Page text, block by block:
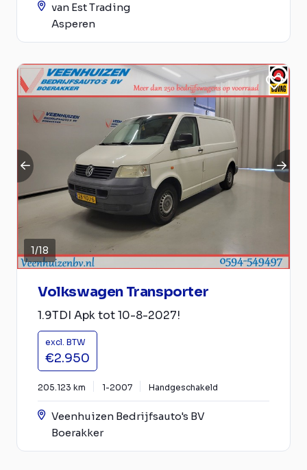
van Est Trading
Asperen
1/18
Volkswagen Transporter
1.9TDI Apk tot 10-8-2027!
excl. BTW
€2.950
205.123 km 1-2007 Handgeschakeld
Veenhuizen Bedrijfsauto's BV
Boerakker